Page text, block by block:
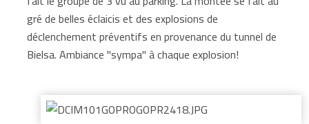
gré de belles éclaicis et des explosions de
déclenchement préventifs en provenance du tunnel de
Bielsa. Ambiance "sympa" à chaque explosion!